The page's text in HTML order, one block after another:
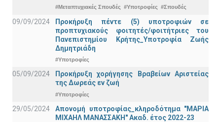
#Μεταπτυχιακές Σπουδές #Υποτροφίες #Σπουδές
09/09/2024
Προκήρυξη πέντε (5) υποτροφιών σε
προπτυχιακούς φοιτητές/φοιτήτριες του
Πανεπιστημίου Κρήτης_Υποτροφία Ζωής
Δημητριάδη
#Υποτροφίες
05/09/2024
Προκήρυξη χορήγησης Βραβείων Αριστείας
της Δωρεάς εν ζωή
#Υποτροφίες
29/05/2024
Απονομή υποτροφίας_κληροδότημα "ΜΑΡΙΑ
ΜΙΧΑΗΛ ΜΑΝΑΣΣΑΚΗ" Ακαδ. έτος 2022-23